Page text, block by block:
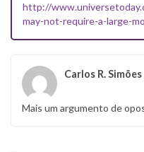
http://
may-not-require-a-large-
Carlos R. Simões
Mais um argumento de